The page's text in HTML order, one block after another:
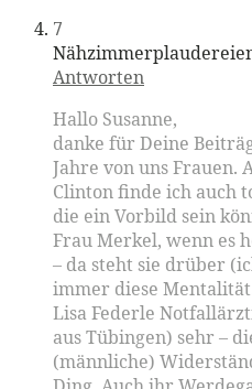
7
Antworten
Hallo Susanne,
danke für Deine
Jahre von uns
Clinton finde ich auch
die ein Vorbild sein
Frau Merkel, wenn es
– da steht sie drüber
immer diese
Lisa Federle
aus Tübingen) sehr –
(männliche)